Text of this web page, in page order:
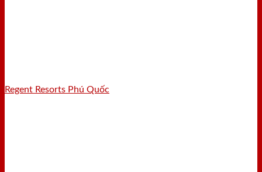
Regent Resorts Phú Quốc